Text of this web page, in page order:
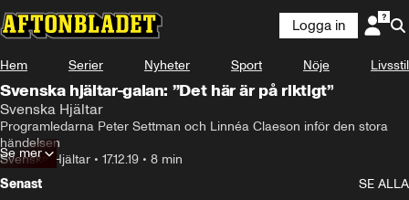
Logga in
Hem Serier Nyheter Sport Nöje Livsstil
Svenska hjältar-galan: ”Det här är på riktigt”
Svenska Hjältar
Programledarna Peter Settman och Linnéa Claeson inför den stora
händelsen
Svenska Hjältar • 17.12.19 • 8 min
Se mer
Senast
SE ALLA